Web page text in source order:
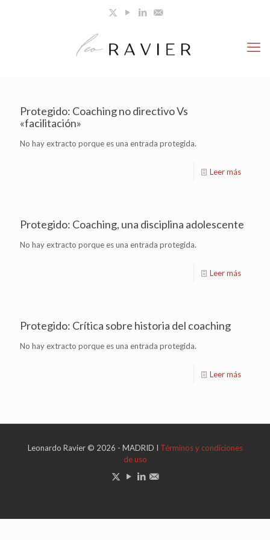
Protegido: Coaching no directivo Vs
«facilitación»
No hay extracto porque es una entrada protegida.
Leer más
Protegido: Coaching, una disciplina adolescente
No hay extracto porque es una entrada protegida.
Leer más
Protegido: Crítica sobre historia del coaching
No hay extracto porque es una entrada protegida.
Leer más
Leonardo Ravier © 2026 - MADRID I Términos y condiciones
de uso